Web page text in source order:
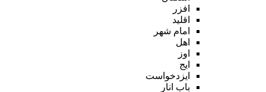
افزر
اقلید
امام شهر
اهل
اوز
ایج
ایزدخواست
باب انار